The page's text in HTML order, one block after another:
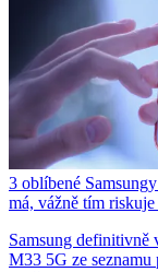
3 oblíbené
má, vážně tím
Samsung
M33 5G ze